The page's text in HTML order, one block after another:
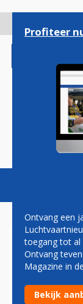
gaan
Magazine
Profiteer
Ontvang een
toegang tot al
Ontvang
Magazine in
Bekijk